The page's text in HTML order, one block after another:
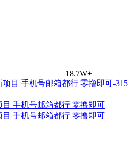
18.7W+
目 手机号邮箱都行 零撸即可
目 手机号邮箱都行 零撸即可